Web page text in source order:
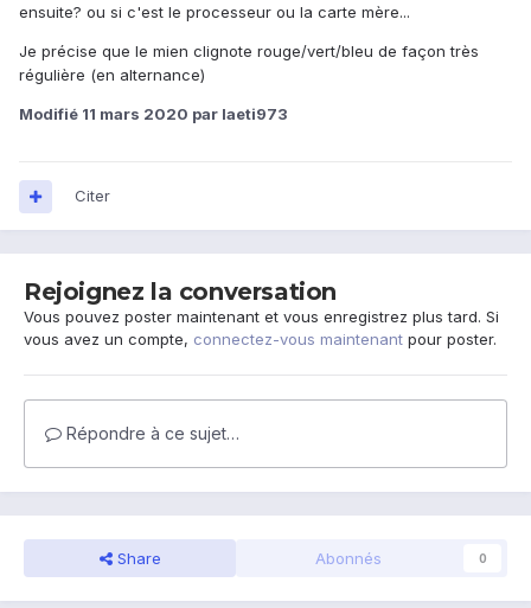
ensuite? ou si c'est le processeur ou la carte mère...
Je précise que le mien clignote rouge/vert/bleu de façon très
régulière (en alternance)
Modifié 11 mars 2020 par laeti973
Citer
Rejoignez la conversation
Vous pouvez poster maintenant et vous enregistrez plus tard. Si
vous avez un compte, connectez-vous maintenant pour poster.
Répondre à ce sujet…
Share Abonnés 0